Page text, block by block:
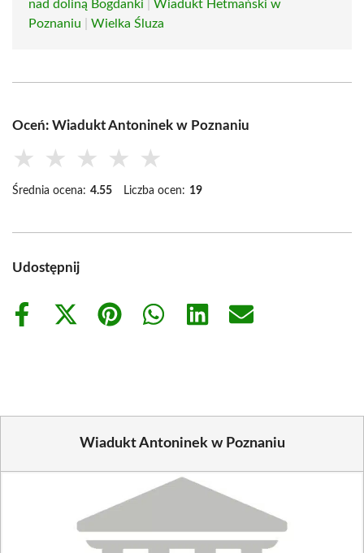
nad doliną Bogdanki
Wiadukt Hetmański w
Poznaniu
Wielka Śluza
Oceń: Wiadukt Antoninek w Poznaniu
★ ★ ★ ★ ★
Średnia ocena: 4.55 Liczba ocen: 19
Udostępnij
Share
Share
Share
Share
Share
Share
Wiadukt Antoninek w Poznaniu